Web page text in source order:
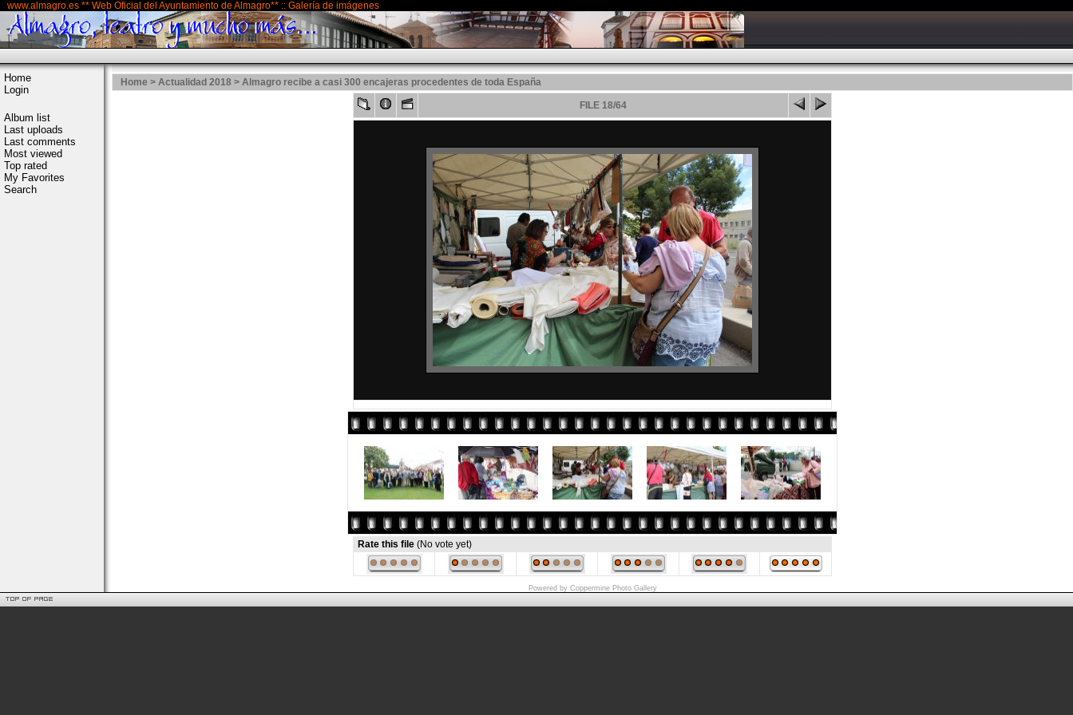
www.almagro.es ** Web Oficial del Ayuntamiento de Almagro** :: Galería de imágenes
Home
Login
Album list
Last uploads
Last comments
Most viewed
Top rated
My Favorites
Search
Home > Actualidad 2018 > Almagro recibe a casi 300 encajeras procedentes de toda España
FILE 18/64
Rate this file (No vote yet)
Powered by Coppermine Photo Gallery